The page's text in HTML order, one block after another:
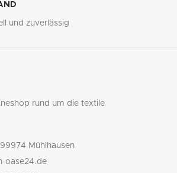
und zuverlässig
rund um die textile
Mühlhausen
oase24.de